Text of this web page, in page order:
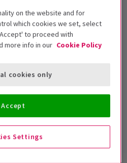
on the website and for
which cookies we set, select
to proceed with
more info in our Cookie Policy
Settings
cookies only
Accept